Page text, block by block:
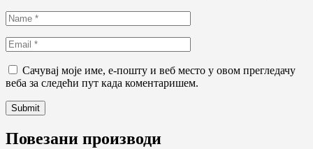
Сачувај моје име, е-пошту и веб место у овом прегледачу
веба за следећи пут када коментаришем.
Повезани производи